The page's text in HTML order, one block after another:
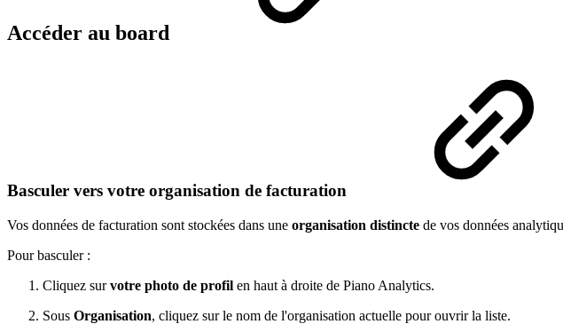
Accéder au board
Basculer vers votre organisation de facturation
Vos données de facturation sont stockées dans une organisation distincte de vos données
Pour basculer :
Cliquez survotre photo de profil en haut à droite de Piano Analytics.
Sous Organisation, cliquez sur le nom de l'organisation actuelle pour ouvrir la liste.